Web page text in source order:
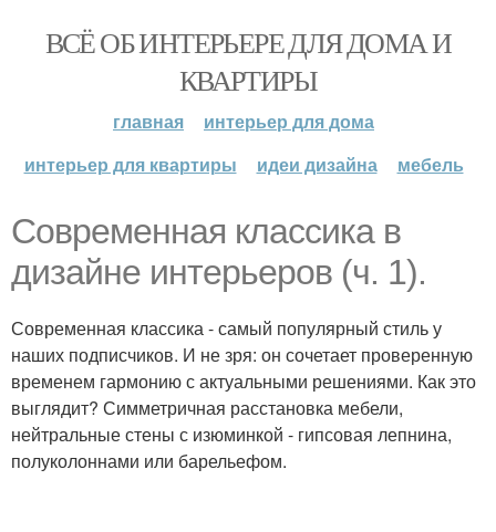
ВСЁ ОБ ИНТЕРЬЕРЕ ДЛЯ ДОМА И
КВАРТИРЫ
главная
интерьер для дома
интерьер для квартиры
идеи дизайна мебель
Современная классика в
дизайне интерьеров (ч. 1).
Современная классика - самый популярный стиль у
наших подписчиков. И не зря: он сочетает проверенную
временем гармонию с актуальными решениями. Как это
выглядит? Симметричная расстановка мебели,
нейтральные стены с изюминкой - гипсовая лепнина,
полуколоннами или барельефом.